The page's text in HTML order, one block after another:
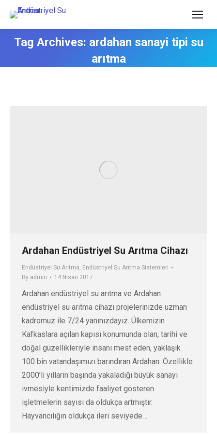
Tag Archives: ardahan sanayi tipi su
arıtma
Ardahan Endüstriyel Su Arıtma Cihazı
Endüstriyel Su Arıtma Endüstriyel Su Arıtma Sistemleri
By admin 14 Nisan 2017
Ardahan endüstriyel su arıtma ve Ardahan
endüstriyel su arıtma cihazı projelerinizde uzman
kadromuz ile 7/24 yanınızdayız. Ülkemizin
Kafkaslara açılan kapısı konumunda olan, tarihi ve
doğal güzellikleriyle insanı mest eden, yaklaşık
100 bin vatandaşımızı barındıran Ardahan. Özellikle
2000’li yılların başında yakaladığı büyük sanayi
ivmesiyle kentimizde faaliyet gösteren
işletmelerin sayısı da oldukça artmıştır.
Hayvancılığın oldukça ileri seviyede…